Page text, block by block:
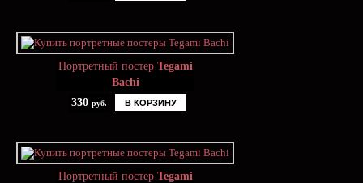
Портретный постер Tegami
Bachi
330 руб. В КОРЗИНУ
Портретный постер Tegami